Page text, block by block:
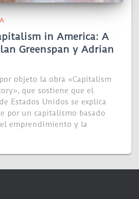
in America: A
Greenspan y Adrian
objeto la obra «Capitalism
que sostiene que el
Estados Unidos se explica
por un capitalismo basado
emprendimiento y la